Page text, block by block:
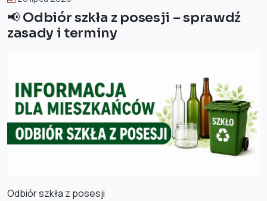
📢 Odbiór szkła z posesji – sprawdź
zasady i terminy
Odbiór szkła z posesji